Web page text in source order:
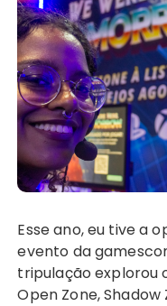
Esse ano, eu tive a oportunidade de conhecer um
evento da
tripulação explorou
Open Zone, Shadow